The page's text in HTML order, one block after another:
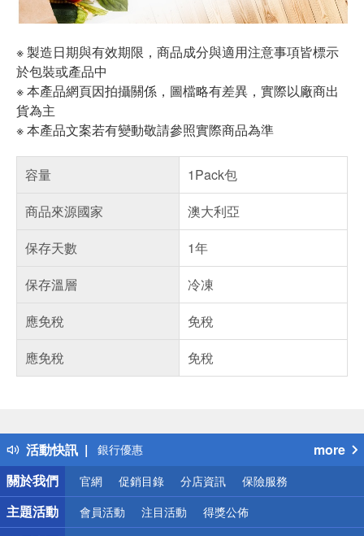
※ 製造日期與有效期限，商品成分與適用注意事項皆標示
於包裝或產品中
※ 本產品網頁因拍攝關係，圖檔略有差異，實際以廠商出
貨為主
※ 本產品文案若有變動敬請參照實際商品為準
容量
1Pack包
商品來源國家
澳大利亞
保存天數
1年
保存溫層
冷凍
應免稅
免稅
應免稅
免稅
活動快訊
偏遠地區配送
熱門話題
銀行優惠
偏遠地區配送
詐騙網頁！請小心！
more
關於我們
官網 促銷目錄 分店資訊 保險服務
主題活動 會員活動 注目活動 得獎公佈